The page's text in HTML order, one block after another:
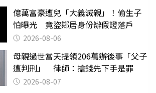
億萬富豪遭兒「大義滅親」！偷生子
怕曝光 竟盜鄰居身份辦假證落戶
2026-08-06
母親過世當天提領206萬辦後事「父子
遭判刑」 律師：搶錢先下手是罪
2026-08-07